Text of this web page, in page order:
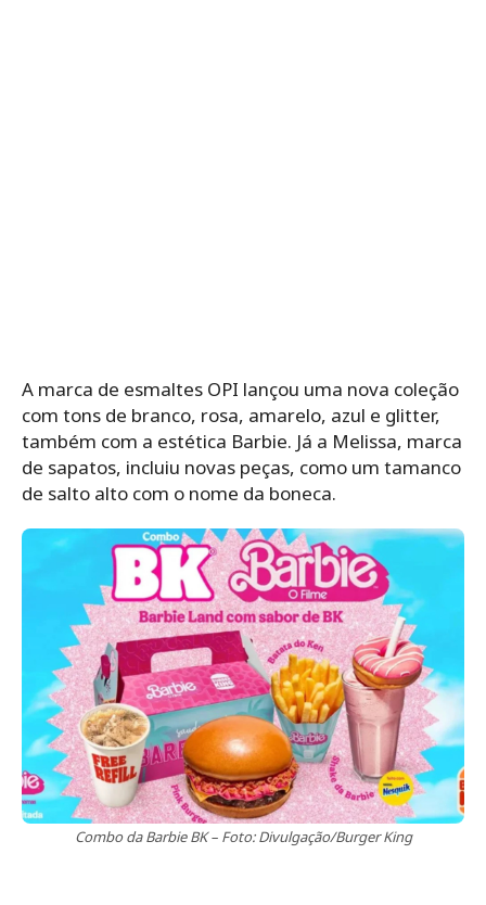
A marca de esmaltes OPI lançou uma nova coleção
com tons de branco, rosa, amarelo, azul e glitter,
também com a estética Barbie. Já a Melissa, marca
de sapatos, incluiu novas peças, como um tamanco
de salto alto com o nome da boneca.
Combo da Barbie BK – Foto: Divulgação/Burger King